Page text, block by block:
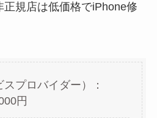
規店は低価格でiPhone修
プロバイダー）：
円